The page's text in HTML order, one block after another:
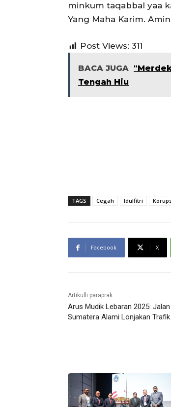
minkum taqabbal yaa
Yang Maha Karim.
Post Views: 311
BACA JUGA
Tengah Hiu
TAGS Cegah Idulfitri
Facebook X
Artikulli paraprak
Arus Mudik Lebaran 2025:
Sumatera Alami Lonjakan Trafik